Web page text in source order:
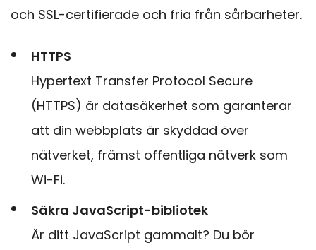
och SSL-certifierade och fria från sårbarheter.
HTTPS
Hypertext Transfer Protocol Secure
(HTTPS) är datasäkerhet som garanterar
att din webbplats är skyddad över
nätverket, främst offentliga nätverk som
Wi-Fi.
Säkra JavaScript-bibliotek
Är ditt JavaScript gammalt? Du bör